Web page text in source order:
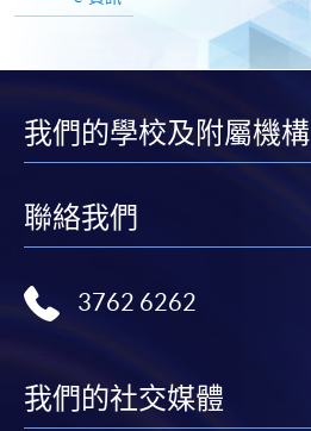
我們的學校及附屬機構
聯絡我們
3762 6262
我們的社交媒體